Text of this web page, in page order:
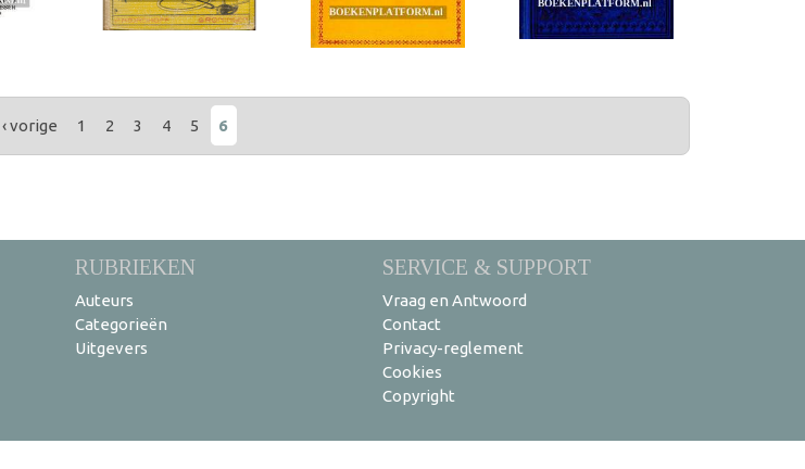
‹ vorige 1 2 3 4 5 6
RUBRIEKEN
Auteurs
Categorieën
Uitgevers
SERVICE & SUPPORT
Vraag en Antwoord
Contact
Privacy-reglement
Cookies
Copyright